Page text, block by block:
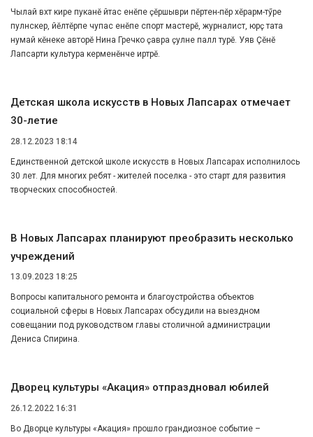
Чылай вӑхӑт кире пуканӗ йӑтас енӗпе ҫӗршыври пӗртен-пӗр хӗрарӑм-тӳре
пулнӑскер, йӗлтӗрпе чупас енӗпе спорт мастерӗ, журналист, юрӑҫ тата
нумай кӗнеке авторӗ Нина Гречко ҫавра ҫулне паллӑ турӗ. Уяв Ҫӗнӗ
Лапсарти культура керменӗнче иртрӗ.
Детская школа искусств в Новых Лапсарах отмечает
30-летие
28.12.2023 18:14
Единственной детской школе искусств в Новых Лапсарах исполнилось
30 лет. Для многих ребят - жителей поселка - это старт для развития
творческих способностей.
В Новых Лапсарах планируют преобразить несколько
учреждений
13.09.2023 18:25
Вопросы капитального ремонта и благоустройства объектов
социальной сферы в Новых Лапсарах обсудили на выездном
совещании под руководством главы столичной администрации
Дениса Спирина.
Дворец культуры «Акация» отпраздновал юбилей
26.12.2022 16:31
Во Дворце культуры «Акация» прошло грандиозное событие –